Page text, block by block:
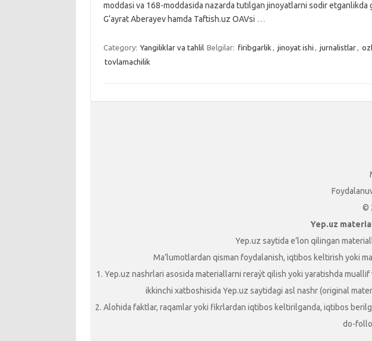
moddasi va 168-moddasida nazarda tutilgan jinoyatlarni sodir etganlikda
G‘ayrat Aberayev hamda Taftish.uz OAVsi …
Category: Yangiliklar va tahlil Belgilar: firibgarlik , jinoyat ishi , jurnalistlar,
tovlamachilik
©
Yep.uz
Yep.uz saytida e’lon qilingan
Ma’lumotlardan qisman foydalanish, iqtibos keltirish yoki
1. Yep.uz nashrlari asosida materiallarni reraýt qilish yoki yaratishda
ikkinchi xatboshisida Yep.uz saytidagi asl nashr (original
2. Alohida faktlar, raqamlar yoki fikrlardan iqtibos keltirilganda, iqtibos
do-